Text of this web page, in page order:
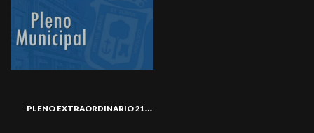
PLENO EXTRAORDINARIO 21-01-20